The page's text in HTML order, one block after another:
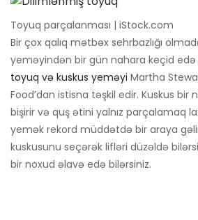
Toyuq parçalanması | iStock.com
Bir çox qalıq mətbəx sehrbazlığı
yeməyindən bir gün nahara keçid
toyuq və kuskus yeməyi Martha
Food’dan istisna təşkil edir. Kuskus bir
bişirir və quş ətini yalnız parçalamaq
yemək rekord müddətdə bir araya
kuskusunu seçərək lifləri düzəldə
bir noxud əlavə edə bilərsiniz.